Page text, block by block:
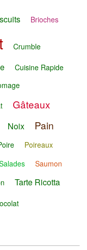
Brioches
Crumble
Cuisine Rapide
Gâteaux
Noix Pain
Poireaux
Saumon
Tarte Ricotta